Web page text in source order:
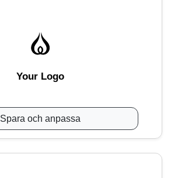
Your Logo
Spara och anpassa